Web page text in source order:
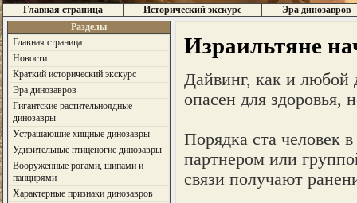
Главная страница Исторический экскурс
Эра динозавров
Разделы
Главная страница
Новости
Краткий исторический экскурс
Эра динозавров
Гигантские растительноядные
динозавры
Устрашающие хищные динозавры
Удивительные птиценогие динозавры
Вооруженные рогами, шипами и
панцирями
Характерные признаки динозавров
Израильтяне
Дайвинг, как и любой
опасен для здоровья,
Порядка ста человек
партнером или
связи получают